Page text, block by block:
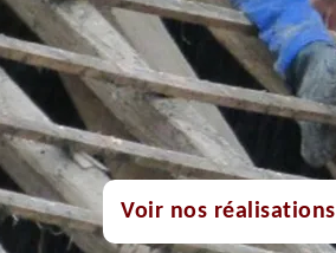
Voir nos réalisations